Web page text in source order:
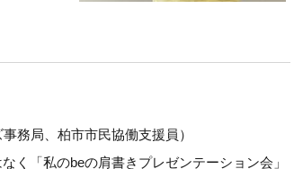
務局、柏市市民協働支援員）
く「私のbeの肩書きプレゼンテーション会」